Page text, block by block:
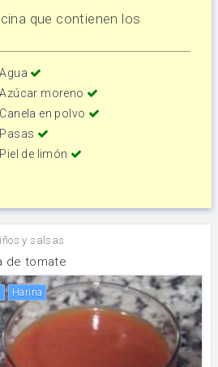
que contienen los
Agua
Azúcar moreno
Canela en polvo
Pasas
Piel de limón
y salsas
de tomate
harina